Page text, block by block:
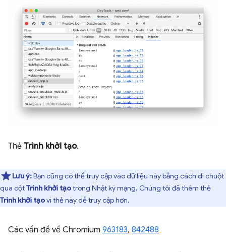
Thẻ Trình khởi tạo.
Lưu ý:Bạn cũng có thể truy cập vào dữ liệu này bằng cách di chuột
qua cộtTrình khởi tạotrong Nhật ký mạng. Chúng tôi đã thêm thẻ
Trình khởi tạovì thẻ này dễ truy cập hơn.
Các vấn đề về Chromium 963183, 842488